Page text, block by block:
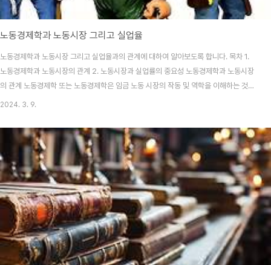
노동경제학과 노동시장 그리고 실업율
노동경제학과 노동시장 그리고 실업율과의 관계에 대하여 알아보도록 합니다. 목차 1.
노동경제학과 노동시장의 관계 2. 노동시장과 실업률의 중요성 노동경제학과 노동시장
의 관계 노동경제학 또는 노동경제학은 임금 노동 시장의 작동 및 역학을 이해하는 것을
목표로 합니다. 노동은 임금의 대가로 근로자가 제공하는 상품이며, 일반적으로 수요에
부로 존재하기 때문에 노동 경제학은 사회적, 문화적, 정치적 변수도 고려해야 합니다.
노동 시장 또는 고용 시장은 근로자와 고용주의 상호 작용을 통해 기능합니다. 노동경제
학은 노동 서비스 제공자(근로자)와 노동 서비스 소비자(종업원)를 조사하여 임금, 고용,
소득의 패턴을 이해하려고 시도합니..
2024. 3. 9.